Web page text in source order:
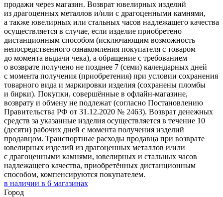
продажи через магазин. Возврат ювелирных изделий
из драгоценных металлов и/или с драгоценными камнями,
а также ювелирных или стальных часов надлежащего качества
осуществляется в случае, если изделие приобретено
дистанционным способом (исключающим возможность
непосредственного ознакомления покупателя с товаром
до момента выдачи чека), а обращение с требованием
о возврате получено не позднее 7 (семи) календарных дней
с момента получения (приобретения) при условии сохранения
товарного вида и маркировки изделия (сохранены пломбы
и бирки). Покупки, совершённые в офлайн-магазине,
возврату и обмену не подлежат (согласно Постановлению
Правительства РФ от 31.12.2020 № 2463). Возврат денежных
средств за указанные изделия осуществляется в течение 10
(десяти) рабочих дней с момента получения изделий
продавцом. Транспортные расходы продавца при возврате
ювелирных изделий из драгоценных металлов и/или
с драгоценными камнями, ювелирных и стальных часов
надлежащего качества, приобретённых дистанционным
способом, компенсируются покупателем.
в наличии в 6 магазинах
Город